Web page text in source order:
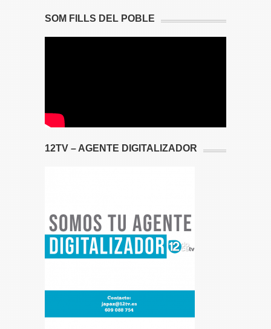
SOM FILLS DEL POBLE
12TV – AGENTE DIGITALIZADOR